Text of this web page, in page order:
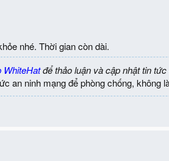
nhé. Thời gian còn dài.
WhiteHatđể thảo luận và cập nhật tin tức
an ninh mạng để phòng chống, không